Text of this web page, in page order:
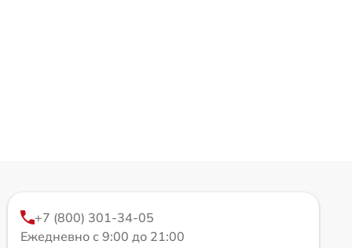
+7 (800) 301-34-05
Ежедневно с 9:00 до 21:00